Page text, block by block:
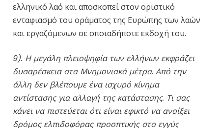
ελληνικό λαό και αποσκοπεί στον οριστικό
ενταφιασμό του οράματος της Ευρώπης των λαών
και εργαζόμενων σε οποιαδήποτε εκδοχή του.
9). Η μεγάλη πλειοψηφία των ελλήνων εκφράζει
δυσαρέσκεια στα Μνημονιακά μέτρα. Από την
άλλη δεν βλέπουμε ένα ισχυρό κίνημα
αντίστασης για αλλαγή της κατάστασης. Τι σας
κάνει να πιστεύεται ότι είναι εφικτό να ανοίξει
δρόμος ελπιδοφόρας προοπτικής στο εγγύς